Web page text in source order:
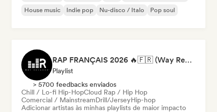
House music
Indie pop Nu-disco / Italo Pop soul
RAP FRANÇAIS 2026 🔥🇫🇷 (Way Records)
Playlist
> 5700 feedbacks enviados
Chill / Lo-fi Hip-HopCloud Rap / Hip Hop
Comercial / MainstreamDrill/JerseyHip-hop
Adicionar artistas às minhas playlists de maior impacto